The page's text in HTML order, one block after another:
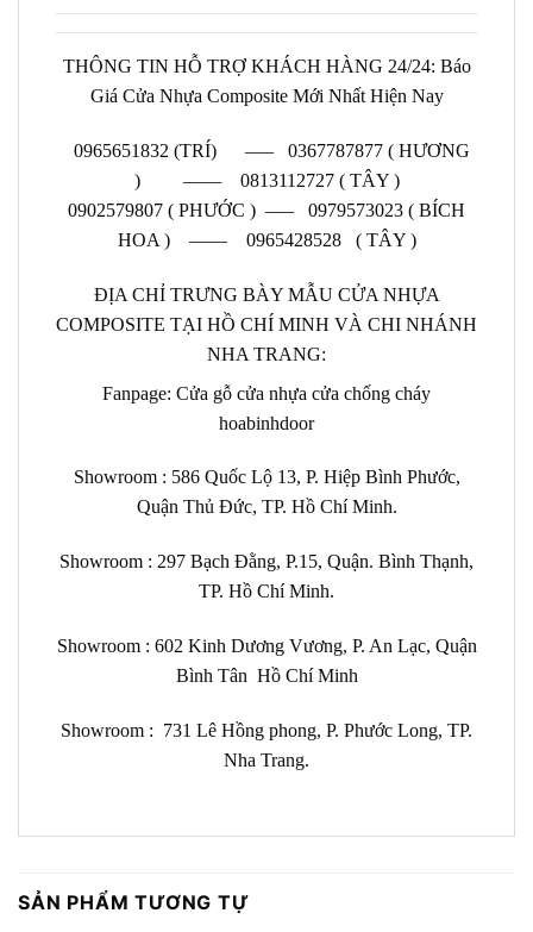
THÔNG TIN HỖ TRỢ KHÁCH HÀNG 24/24: Báo
Giá Cửa Nhựa Composite Mới Nhất Hiện Nay
0965651832 (TRÍ) —–
0367787877 ( HƯƠNG
) —— 0813112727 ( TÂY )
0902579807 ( PHƯỚC ) —– 0979573023 ( BÍCH
HOA ) —— 0965428528 ( TÂY )
ĐỊA CHỈ TRƯNG BÀY MẪU CỬA NHỰA
COMPOSITE TẠI HỒ CHÍ MINH VÀ CHI NHÁNH
NHA TRANG:
Fanpage: Cửa gỗ cửa nhựa cửa chống cháy
hoabinhdoor
Showroom : 586 Quốc Lộ 13, P. Hiệp Bình Phước,
Quận Thủ Đức, TP. Hồ Chí Minh.
Showroom : 297 Bạch Đằng, P.15, Quận. Bình Thạnh,
TP. Hồ Chí Minh.
Showroom : 602 Kinh Dương Vương, P. An Lạc, Quận
Bình Tân Hồ Chí Minh
Showroom : 731 Lê Hồng phong, P. Phước Long, TP.
Nha Trang.
SẢN PHẨM TƯƠNG TỰ